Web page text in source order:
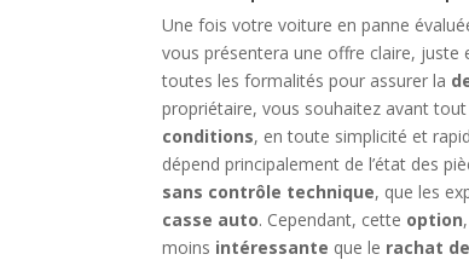
Une fois votre voiture en panne
vous présentera une offre claire, juste
toutes les formalités pour assurer la
propriétaire, vous souhaitez avant
conditions, en toute simplicité et
dépend principalement de l’état des
sans contrôle technique, que les
casse auto. Cependant, cette option
moins intéressante que le rachat